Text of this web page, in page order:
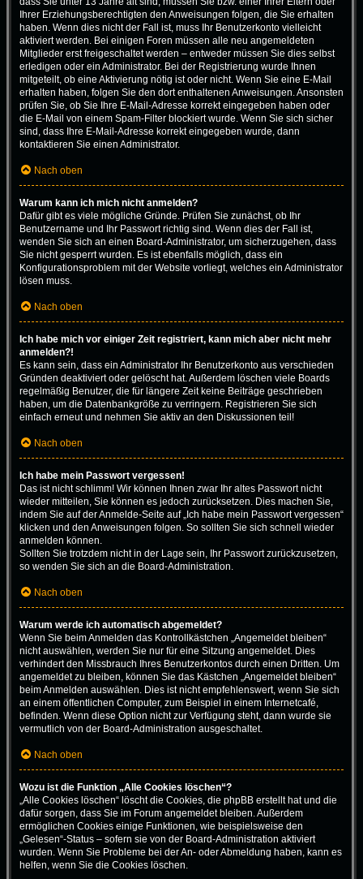
Ihrer Erziehungsberechtigten den Anweisungen folgen, die Sie erhalten
haben. Wenn dies nicht der Fall ist, muss Ihr Benutzerkonto vielleicht
aktiviert werden. Bei einigen Foren müssen alle neu angemeldeten
Mitglieder erst freigeschaltet werden – entweder müssen Sie dies selbst
erledigen oder ein Administrator. Bei der Registrierung wurde Ihnen
mitgeteilt, ob eine Aktivierung nötig ist oder nicht. Wenn Sie eine E-Mail
erhalten haben, folgen Sie den dort enthaltenen Anweisungen. Ansonsten
prüfen Sie, ob Sie Ihre E-Mail-Adresse korrekt eingegeben haben oder
die E-Mail von einem Spam-Filter blockiert wurde. Wenn Sie sich sicher
sind, dass Ihre E-Mail-Adresse korrekt eingegeben wurde, dann
kontaktieren Sie einen Administrator.
Nach oben
Warum kann ich mich nicht anmelden?
Dafür gibt es viele mögliche Gründe. Prüfen Sie zunächst, ob Ihr
Benutzername und Ihr Passwort richtig sind. Wenn dies der Fall ist,
wenden Sie sich an einen Board-Administrator, um sicherzugehen, dass
Sie nicht gesperrt wurden. Es ist ebenfalls möglich, dass ein
Konfigurationsproblem mit der Website vorliegt, welches ein Administrator
lösen muss.
Nach oben
Ich habe mich vor einiger Zeit registriert, kann mich aber nicht mehr
anmelden?!
Es kann sein, dass ein Administrator Ihr Benutzerkonto aus verschieden
Gründen deaktiviert oder gelöscht hat. Außerdem löschen viele Boards
regelmäßig Benutzer, die für längere Zeit keine Beiträge geschrieben
haben, um die Datenbankgröße zu verringern. Registrieren Sie sich
einfach erneut und nehmen Sie aktiv an den Diskussionen teil!
Nach oben
Ich habe mein Passwort vergessen!
Das ist nicht schlimm! Wir können Ihnen zwar Ihr altes Passwort nicht
wieder mitteilen, Sie können es jedoch zurücksetzen. Dies machen Sie,
indem Sie auf der Anmelde-Seite auf „Ich habe mein Passwort vergessen“
klicken und den Anweisungen folgen. So sollten Sie sich schnell wieder
anmelden können.
Sollten Sie trotzdem nicht in der Lage sein, Ihr Passwort zurückzusetzen,
so wenden Sie sich an die Board-Administration.
Nach oben
Warum werde ich automatisch abgemeldet?
Wenn Sie beim Anmelden das Kontrollkästchen „Angemeldet bleiben“
nicht auswählen, werden Sie nur für eine Sitzung angemeldet. Dies
verhindert den Missbrauch Ihres Benutzerkontos durch einen Dritten. Um
angemeldet zu bleiben, können Sie das Kästchen „Angemeldet bleiben“
beim Anmelden auswählen. Dies ist nicht empfehlenswert, wenn Sie sich
an einem öffentlichen Computer, zum Beispiel in einem Internetcafé,
befinden. Wenn diese Option nicht zur Verfügung steht, dann wurde sie
vermutlich von der Board-Administration ausgeschaltet.
Nach oben
Wozu ist die Funktion „Alle Cookies löschen“?
„Alle Cookies löschen“ löscht die Cookies, die phpBB erstellt hat und die
dafür sorgen, dass Sie im Forum angemeldet bleiben. Außerdem
ermöglichen Cookies einige Funktionen, wie beispielsweise den
„Gelesen“-Status – sofern sie von der Board-Administration aktiviert
wurden. Wenn Sie Probleme bei der An- oder Abmeldung haben, kann es
helfen, wenn Sie die Cookies löschen.